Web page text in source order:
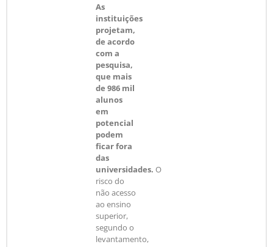
As
instituições
projetam,
de acordo
com a
pesquisa,
que mais
de 986 mil
alunos
em
potencial
podem
ficar fora
das
universidades. O
risco do
não acesso
ao ensino
superior,
segundo o
levantamento,